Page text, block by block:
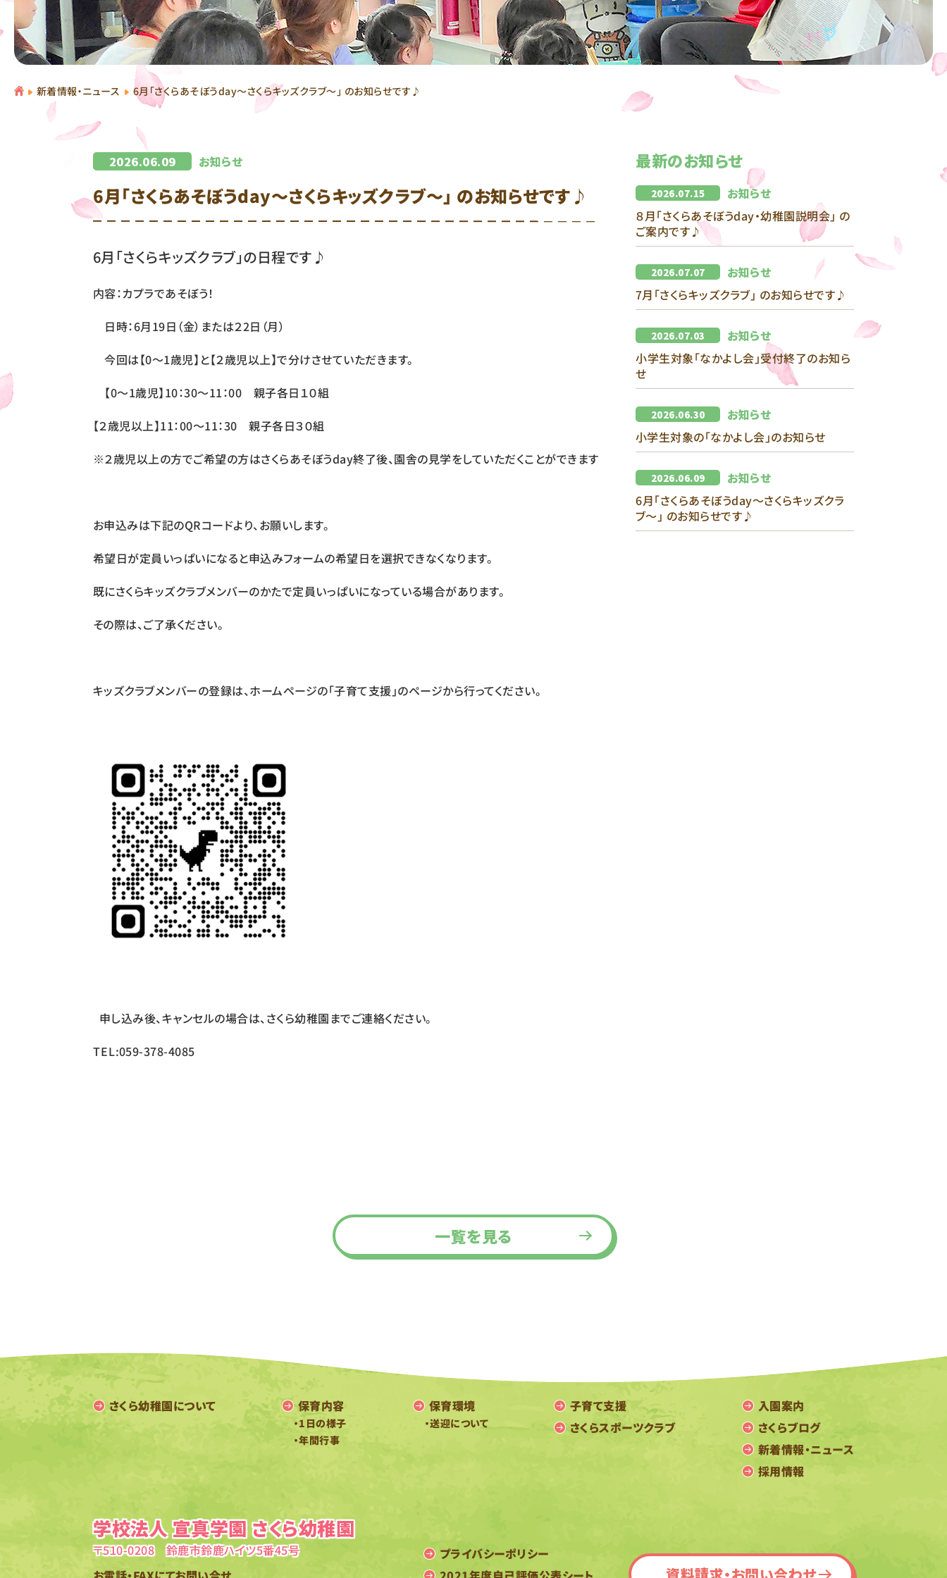
新着情報・ニュース 6月｢さくらあそぼうday～さくらキッズクラブ～｣ のお知らせです♪
2026.06.09 お知らせ
6月｢さくらあそぼうday～さくらキッズクラブ～｣ のお知らせです♪
6月「さくらキッズクラブ」の日程です♪
内容：カプラであそぼう！
日時：6月19日（金）または２2日（月）
今回は【0～1歳児】と【２歳児以上】で分けさせていただきます。
【0～1歳児】10：30～11：00 親子各日１０組
【２歳児以上】11：00～11：30 親子各日３０組
※２歳児以上の方でご希望の方はさくらあそぼうday終了後、園舎の見学をしていただくことができます
お申込みは下記のQRコードより、お願いします。
希望日が定員いっぱいになると申込みフォームの希望日を選択できなくなります。
既にさくらキッズクラブメンバーのかたで定員いっぱいになっている場合があります。
その際は、ご了承ください。
キッズクラブメンバーの登録は、ホームページの「子育て支援」のページから行ってください。
申し込み後、キャンセルの場合は、さくら幼稚園までご連絡ください。
TEL:059-378-4085
最新のお知らせ
2026.07.15 お知らせ
８月｢さくらあそぼうday・幼稚園説明会｣ の
ご案内です♪
2026.07.07 お知らせ
7月｢さくらキッズクラブ｣ のお知らせです♪
2026.07.03 お知らせ
小学生対象「なかよし会」受付終了のお知ら
せ
2026.06.30 お知らせ
小学生対象の「なかよし会」のお知らせ
2026.06.09 お知らせ
6月｢さくらあそぼうday～さくらキッズクラ
ブ～｣ のお知らせです♪
一覧を見る
さくら幼稚園について 保育内容
・1日の様子
・年間行事
保育環境
・送迎について
子育て支援
さくらスポーツクラブ
入園案内
さくらブログ
新着情報・ニュース
採用情報
学校法人 宣真学園 さくら幼稚園
〒510-0208 鈴鹿市鈴鹿ハイツ5番45号 プライバシーポリシー
資料請求・お問い合わせ